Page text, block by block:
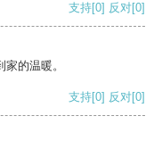
支持[0] 反对[0]
的温暖。
支持[0] 反对[0]